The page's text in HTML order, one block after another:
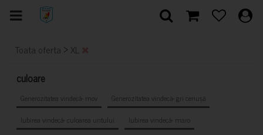
Toata oferta > XL
culoare
Generozitatea vindecă- mov
Generozitatea vindecă- gri cenușă
Iubirea vindecă- culoarea untului
Iubirea vindecă- maro